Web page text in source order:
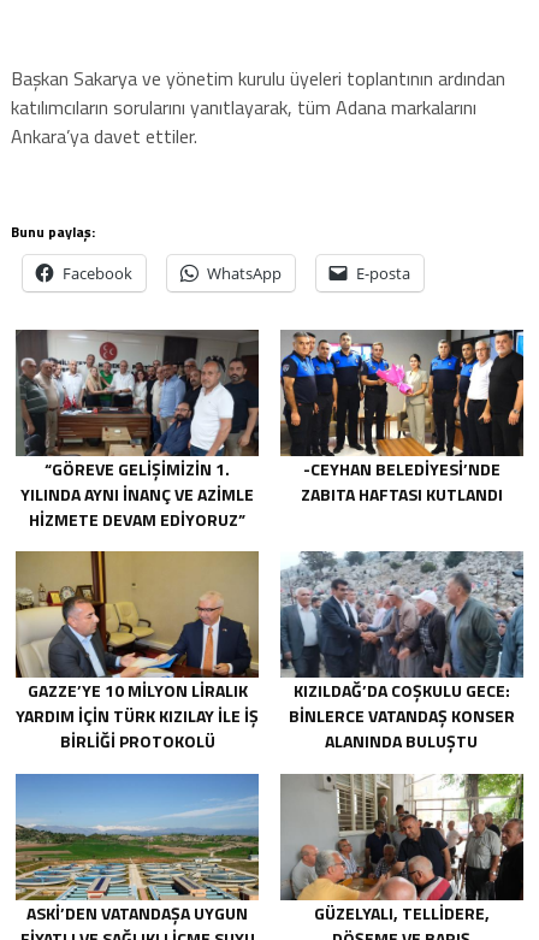
Başkan Sakarya ve yönetim kurulu üyeleri toplantının ardından
katılımcıların sorularını yanıtlayarak, tüm Adana markalarını
Ankara’ya davet ettiler.
Bunu paylaş:
Facebook WhatsApp E-posta
“GÖREVE GELIŞIMIZIN 1.
YILINDA AYNI INANÇ VE AZIMLE
HIZMETE DEVAM EDIYORUZ”
-CEYHAN BELEDIYESI’NDE
ZABITA HAFTASI KUTLANDI
GAZZE’YE 10 MILYON LIRALIK
YARDIM IÇIN TÜRK KIZILAY ILE IŞ
BIRLIĞI PROTOKOLÜ
KIZILDAĞ’DA COŞKULU GECE:
BINLERCE VATANDAŞ KONSER
ALANINDA BULUŞTU
ASKİ’DEN VATANDAŞA UYGUN
GÜZELYALI, TELLIDERE,